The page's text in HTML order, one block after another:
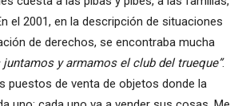
el 2001, en la descripción de situaciones
de derechos, se encontraba mucha
juntamos y armamos el club del trueque”.
puestos de venta de objetos donde la